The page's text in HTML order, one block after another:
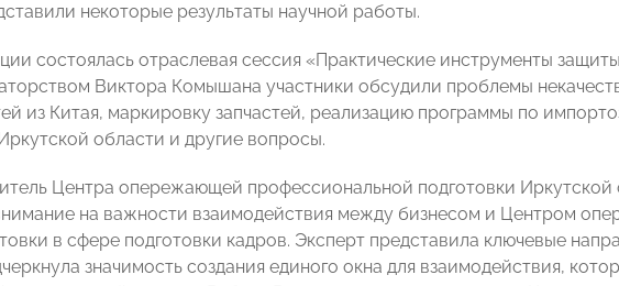
некоторые результаты научной работы.
состоялась отраслевая сессия «Практические инструменты
Виктора Комышана участники обсудили проблемы
из Китая, маркировку запчастей, реализацию программы по
области и другие вопросы.
Центра опережающей профессиональной подготовки Иркутской
на важности взаимодействия между бизнесом и Центром
в сфере подготовки кадров. Эксперт представила ключевые
значимость создания единого окна для взаимодействия,